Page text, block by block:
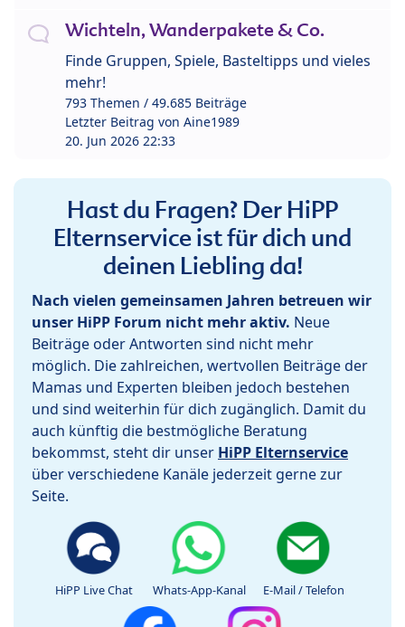
Wichteln, Wanderpakete & Co.
Finde Gruppen, Spiele, Basteltipps und vieles
mehr!
793 Themen / 49.685 Beiträge
Letzter Beitrag von Aine1989
20. Jun 2026 22:33
Hast du Fragen? Der HiPP
Elternservice ist für dich und
deinen Liebling da!
Nach vielen gemeinsamen Jahren betreuen wir
unser HiPP Forum nicht mehr aktiv. Neue
Beiträge oder Antworten sind nicht mehr
möglich. Die zahlreichen, wertvollen Beiträge der
Mamas und Experten bleiben jedoch bestehen
und sind weiterhin für dich zugänglich. Damit du
auch künftig die bestmögliche Beratung
bekommst, steht dir unser HiPP Elternservice
über verschiedene Kanäle jederzeit gerne zur
Seite.
HiPP Live Chat Whats-App-Kanal E-Mail / Telefon